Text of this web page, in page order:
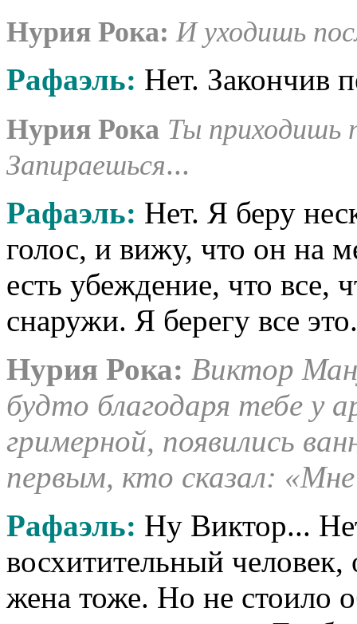
Нурия Рока: И уходишь
Рафаэль: Нет. Закончив
Нурия Рока Ты приходишь
Запираешься...
Рафаэль: Нет. Я беру
голос, и вижу, что он на
есть убеждение, что все,
снаружи. Я берегу все это.
Нурия Рока: Виктор
будто благодаря тебе у
гримерной, появились
первым, кто сказал:
Рафаэль: Ну Виктор...
восхитительный
жена тоже. Но не стоило